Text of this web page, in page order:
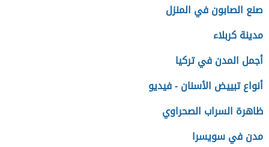
صنع الصابون في المنزل
مدينة كربلاء
أجمل المدن في تركيا
أنواع تبييض الأسنان - فيديو
ظاهرة السراب الصحراوي
مدن في سويسرا